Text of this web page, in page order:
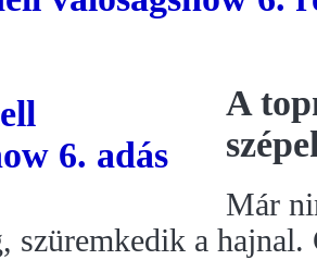
A
Már
szüremkedik a